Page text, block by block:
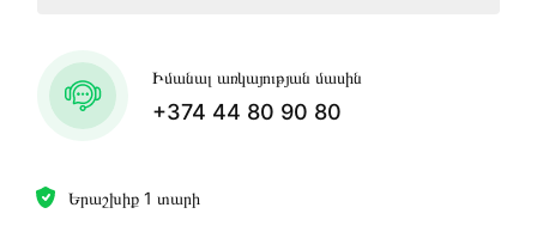
Երաշխիք 1 տարի
Իմանալ առկայության մասին
+374 44 80 90 80